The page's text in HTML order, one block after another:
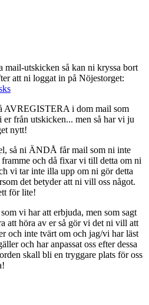
utskicken så kan ni kryssa bort
att ni loggat in på Nöjestorget:
AVREGISTERA i dom mail som
er från utskicken... men så har vi ju
nytt!
så ni ÄNDÅ får mail som ni inte
och då fixar vi till detta om ni
vi tar inte illa upp om ni gör detta
det betyder att ni vill oss något.
för lite!
vi har att erbjuda, men som sagt
att höra av er så gör vi det ni vill att
och inte tvärt om och jag/vi har läst
och har anpassat oss efter dessa
skall bli en tryggare plats för oss